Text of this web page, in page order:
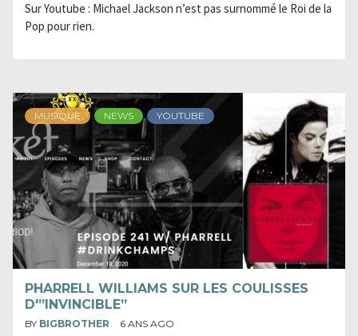
Sur Youtube : Michael Jackson n’est pas surnommé le Roi de la
Pop pour rien.
MUSIQUE NEWS YOUTUBE
PHARRELL WILLIAMS SUR LES COULISSES
D'”INVINCIBLE”
BY BIGBROTHER 6 ANS AGO